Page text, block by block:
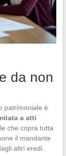
da non
patrimoniale è
a atti
che copra tutta
il mandante
altri eredi.